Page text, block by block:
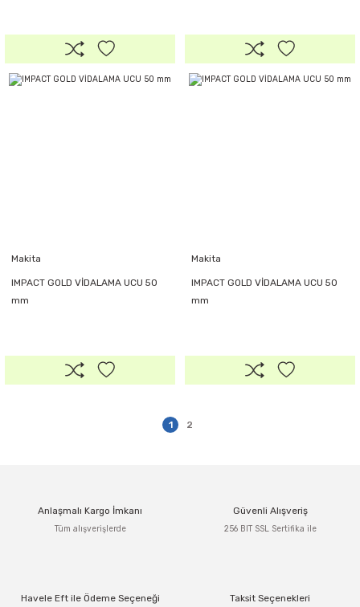
Makita
IMPACT GOLD VİDALAMA UCU 50
mm
Makita
IMPACT GOLD VİDALAMA UCU 50
mm
1 2
Anlaşmalı Kargo İmkanı
Tüm alışverişlerde
Güvenli Alışveriş
256 BIT SSL Sertifika ile
Havele Eft ile Ödeme Seçeneği Taksit Seçenekleri